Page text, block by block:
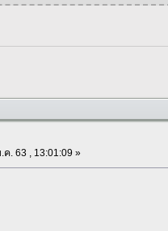
ค. 63 , 13:01:09 »